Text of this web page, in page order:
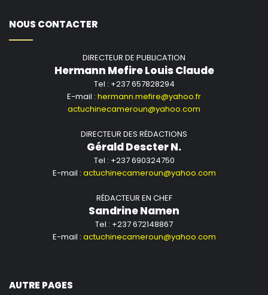
NOUS CONTACTER
DIRECTEUR DE PUBLICATION
Hermann Mefire Louis Claude
Tel : +237 657828294
E-mail : hermann.mefire@yahoo.fr
actuchinecameroun@yahoo.com
DIRECTEUR DES RÉDACTIONS
Gérald Descter N.
Tel : +237 690324750
E-mail : actuchinecameroun@yahoo.com
RÉDACTEUR EN CHEF
Sandrine Namen
Tel : +237 672148867
E-mail : actuchinecameroun@yahoo.com
AUTRE PAGES